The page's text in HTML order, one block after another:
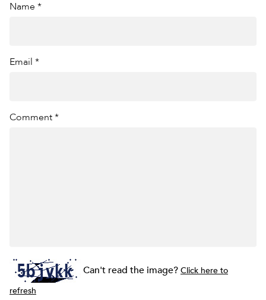
Name *
Email *
Comment *
Can't read the image?Click here to
refresh